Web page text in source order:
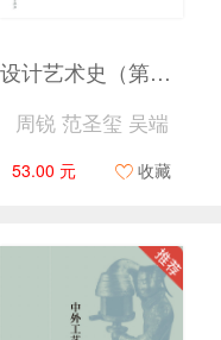
设计艺术史（第二版）
周锐 范圣玺 吴端
53.00 元 收藏